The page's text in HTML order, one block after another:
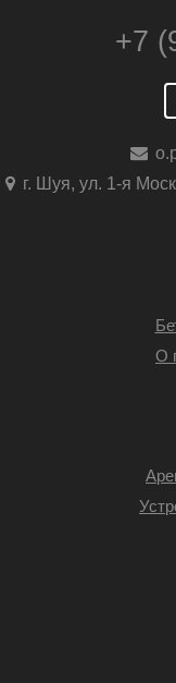
+7
г. Шуя, ул. 1-я
О